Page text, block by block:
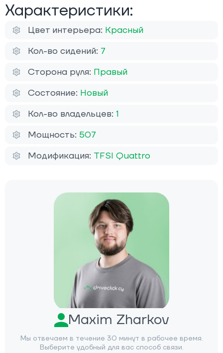
Maxim Zharkov
Мы отвечаем в течение 30 минут в рабочее время.
Выберите удобный для вас способ связи.
Характеристики:
Цвет интерьера: Красный
Кол-во сидений: 7
Сторона руля: Правый
Состояние: Новый
Кол-во владельцев: 1
Мощность: 507
Модификация: TFSI Quattro